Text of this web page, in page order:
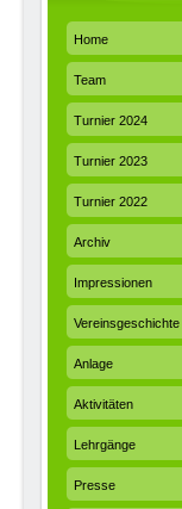
Home
Team
Turnier 2024
Turnier 2023
Turnier 2022
Archiv
Impressionen
Vereinsgeschichte
Anlage
Aktivitäten
Lehrgänge
Presse